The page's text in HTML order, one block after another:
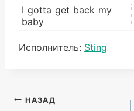
I gotta get back my
baby
Метки
Исполнитель: Sting
Навигация
НАЗАД